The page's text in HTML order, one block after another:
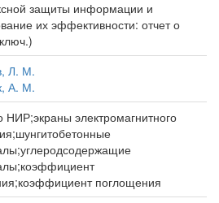
защиты информации и
их эффективности: отчет о
Л. М.
А. М.
НИР;экраны электромагнитного
поглощения